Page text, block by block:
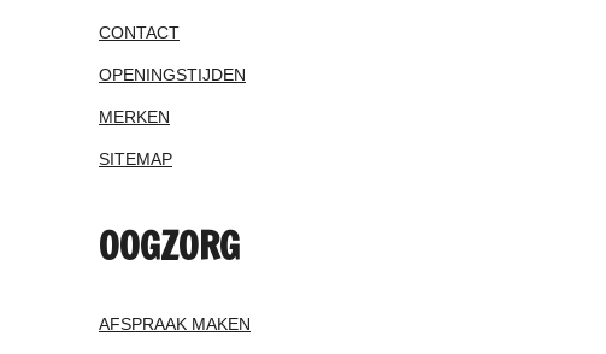
CONTACT
OPENINGSTIJDEN
MERKEN
SITEMAP
OOGZORG
AFSPRAAK MAKEN